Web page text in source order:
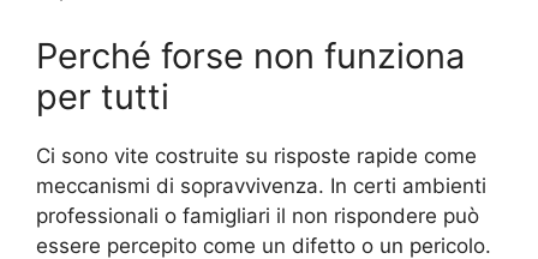
Perché forse non funziona
per tutti
Ci sono vite costruite su risposte rapide come
meccanismi di sopravvivenza. In certi ambienti
professionali o famigliari il non rispondere può
essere percepito come un difetto o un pericolo.